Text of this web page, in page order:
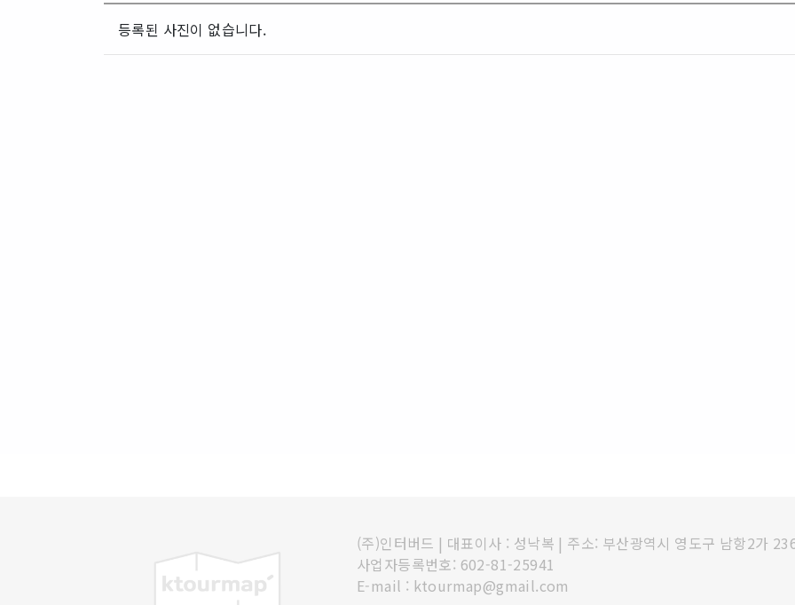
등록된 사진이 없습니다.
(주)인터버드 | 대표이사 : 성낙복 | 주소: 부산광역시 영도구 남항2가
사업자등록번호: 602-81-25941
E-mail : ktourmap@gmail.com